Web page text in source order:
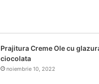
Prajitura Creme Ole cu
ciocolata
noiembrie 10, 2022